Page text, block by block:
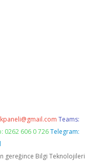
Teams:
0262 606 0 726 Telegram:
gereğince Bilgi Teknolojileri